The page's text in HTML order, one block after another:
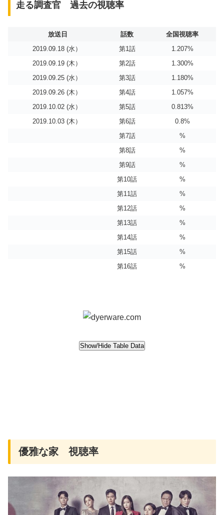
走る調査官 過去の視聴率
放送日 話数
全国視聴率
2019.09.18 (水）
第1話
1.207%
2019.09.19 (木）
第2話
1.300%
2019.09.25 (水）
第3話
1.180%
2019.09.26 (木）
第4話
1.057%
2019.10.02 (水）
第5話
0.813%
2019.10.03 (木）
第6話
0.8%
第7話
%
第8話
%
第9話
%
第10話
%
第11話
%
第12話
%
第13話
%
第14話
%
第15話
%
第16話
%
優雅な家 視聴率